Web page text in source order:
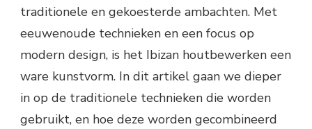
traditionele en gekoesterde ambachten. Met
eeuwenoude technieken en een focus op
modern design, is het Ibizan houtbewerken een
ware kunstvorm. In dit artikel gaan we dieper
in op de traditionele technieken die worden
gebruikt, en hoe deze worden gecombineerd